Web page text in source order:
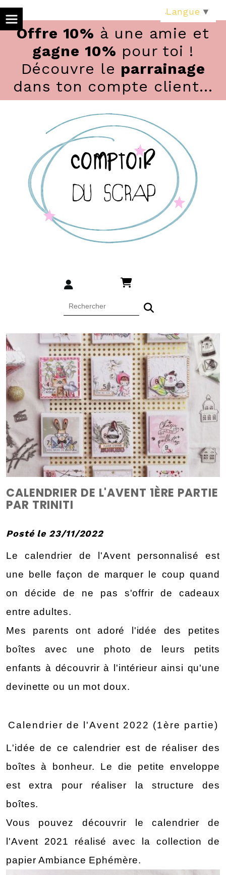
Offre 10% à une amie et
gagne 10% pour toi !
Découvre le parrainage
dans ton compte client...
CALENDRIER DE L'AVENT 1ÈRE PARTIE
PAR TRINITI
Posté le 23/11/2022
Le calendrier de l'Avent personnalisé est
une belle façon de marquer le coup quand
on décide de ne pas s'offrir de cadeaux
entre adultes.
Mes parents ont adoré l'idée des petites
boîtes avec une photo de leurs petits
enfants à découvrir à l'intérieur ainsi qu'une
devinette ou un mot doux.
Calendrier de l'Avent 2022 (1ère partie)
L'idée de ce calendrier est de réaliser des
boîtes à bonheur. Le die petite enveloppe
est extra pour réaliser la structure des
boîtes.
Vous pouvez découvrir le calendrier de
l'Avent 2021 réalisé avec la collection de
papier Ambiance Ephémère.
Langue ▼